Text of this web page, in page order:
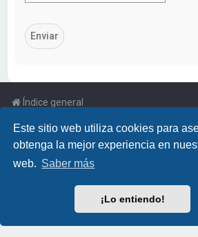
Este sitio web utiliza cookies para
obtenga la mejor experiencia en
web. Saber más
¡Lo entiendo!
Índice general
Powered by phpBB • Design by
Traducción al español porphpBB España